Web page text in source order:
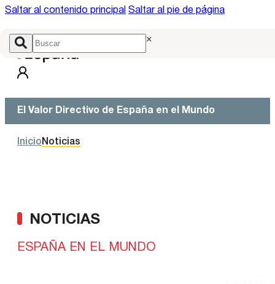
Saltar al contenido principal Saltar al pie de página
×
El Valor Directivo de España en el Mundo
Inicio Noticias
NOTICIAS
ESPAÑA EN EL MUNDO